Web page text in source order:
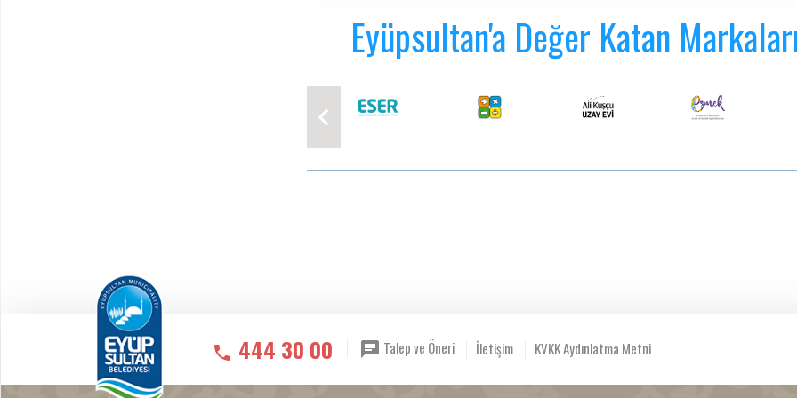
Eyüpsultan'a Değer Katan
444 30 00 Talep ve Öneri İletişim KVKK Aydınlatma Metni